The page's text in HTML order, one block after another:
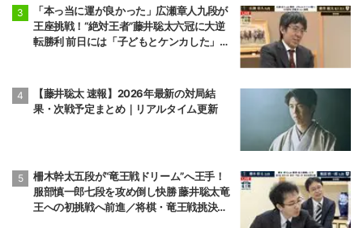
「本っ当に運が良かった」広瀬章人九段が
王座挑戦！“絶対王者”藤井聡太六冠に大逆
転勝利 前日には「子どもとケンカした」パ
【藤井聡太 速報】2026年最新の対局結
果・次戦予定まとめ｜リアルタイム更新
柵木幹太五段が“竜王戦ドリーム”へ王手！
服部慎一郎七段を攻め倒し快勝 藤井聡太竜
王への初挑戦へ前進／将棋・竜王戦挑決第1